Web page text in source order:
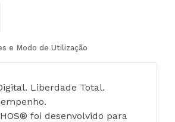
e Modo de Utilização
Liberdade Total.
foi desenvolvido para